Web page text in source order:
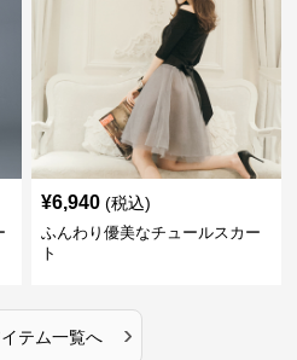
¥6,940 (税込)
ふんわり優美なチュールスカー
ト
テム一覧へ ›